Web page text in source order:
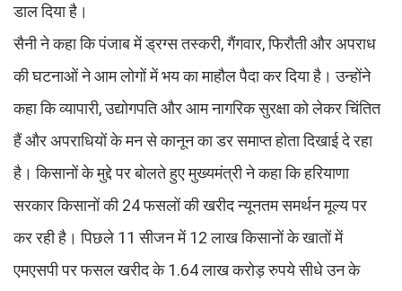
डाल दिया है।
सैनी ने कहा कि पंजाब में ड्रग्स तस्करी, गैंगवार, फिरौती और अपराध
की घटनाओं ने आम लोगों में भय का माहौल पैदा कर दिया है। उन्होंने
कहा कि व्यापारी, उद्योगपति और आम नागरिक सुरक्षा को लेकर चिंतित
हैं और अपराधियों के मन से कानून का डर समाप्त होता दिखाई दे रहा
है। किसानों के मुद्दे पर बोलते हुए मुख्यमंत्री ने कहा कि हरियाणा
सरकार किसानों की 24 फसलों की खरीद न्यूनतम समर्थन मूल्य पर
कर रही है। पिछले 11 सीजन में 12 लाख किसानों के खातों में
एमएसपी पर फसल खरीद के 1.64 लाख करोड़ रुपये सीधे उन के